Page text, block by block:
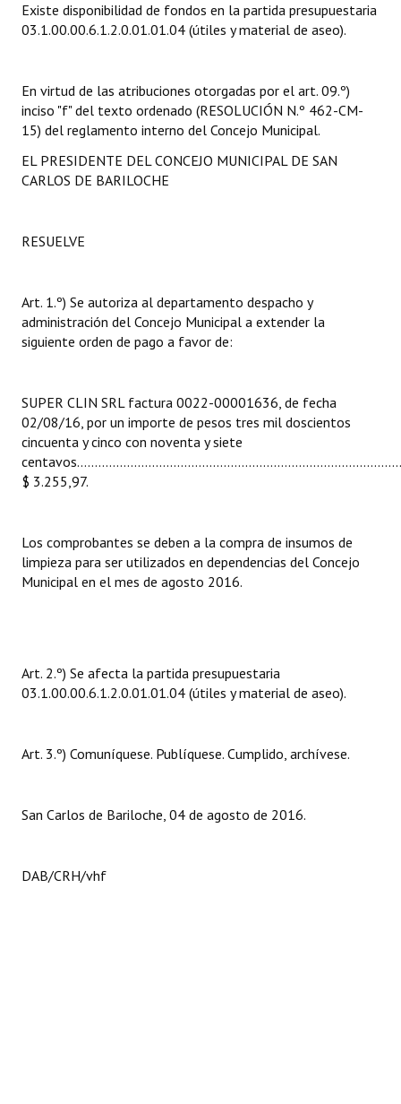
Actas de Sesión
Ejecución Presupuestaria
Actas de Audiencias Públicas
NORMATIVA
Declaraciones
Resoluciones de Presidencia
INSTITUCIONAL
Antiguos Pobladores
Noticias Destacadas
Registros y Distinciones
Premio al Mérito - Registro
Audiencias Públicas - Registro
Ciudadano Ilustre - Registro
Huéspedes de Honor - Registro
Bariloche, Municipio intercultural
Existe disponibilidad de fondos en la partida presupuestaria
03.1.00.00.6.1.2.0.01.01.04 (útiles y material de aseo).
En virtud de las atribuciones otorgadas por el art. 09.º)
inciso "f" del texto ordenado (RESOLUCIÓN N.º 462-CM-
15) del reglamento interno del Concejo Municipal.
EL PRESIDENTE DEL CONCEJO MUNICIPAL DE SAN
CARLOS DE BARILOCHE
RESUELVE
Art. 1.º) Se autoriza al departamento despacho y
administración del Concejo Municipal a extender la
siguiente orden de pago a favor de:
SUPER CLIN SRL factura 0022-00001636, de fecha
02/08/16, por un importe de pesos tres mil doscientos
cincuenta y cinco con noventa y siete
centavos...........................................................................................
$ 3.255,97.
Los comprobantes se deben a la compra de insumos de
limpieza para ser utilizados en dependencias del Concejo
Municipal en el mes de agosto 2016.
Art. 2.º) Se afecta la partida presupuestaria
03.1.00.00.6.1.2.0.01.01.04 (útiles y material de aseo).
Art. 3.º) Comuníquese. Publíquese. Cumplido, archívese.
San Carlos de Bariloche, 04 de agosto de 2016.
DAB/CRH/vhf